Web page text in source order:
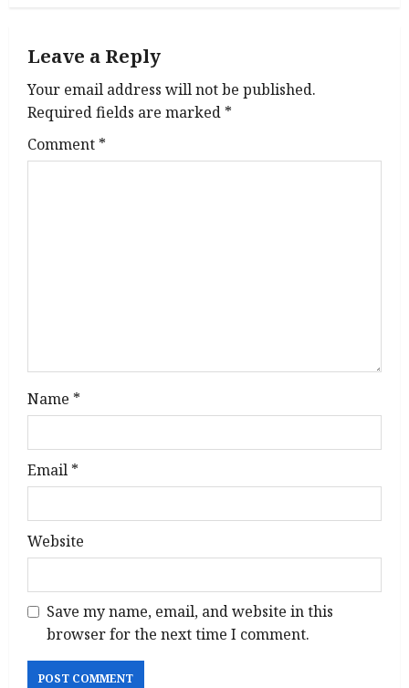
i
g
a
t
Leave a Reply
Your email address will not be published.
Required fields are marked *
Comment *
Name *
Email *
Website
Save my name, email, and website in this
browser for the next time I comment.